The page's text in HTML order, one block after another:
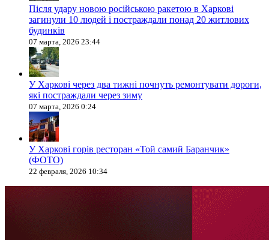
Після удару новою російською ракетою в Харкові
загинули 10 людей і постраждали понад 20 житлових
будинків
07 марта, 2026 23:44
У Харкові через два тижні почнуть ремонтувати дороги,
які постраждали через зиму
07 марта, 2026 0:24
У Харкові горів ресторан «Той самий Баранчик»
(ФОТО)
22 февраля, 2026 10:34